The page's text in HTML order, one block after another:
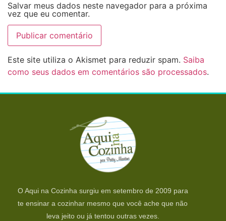
Salvar meus dados neste navegador para a próxima
vez que eu comentar.
Este site utiliza o Akismet para reduzir spam. Saiba
como seus dados em comentários são processados.
O Aqui na Cozinha surgiu em setembro de 2009 para
te ensinar a cozinhar mesmo que você ache que não
leva jeito ou já tentou outras vezes.